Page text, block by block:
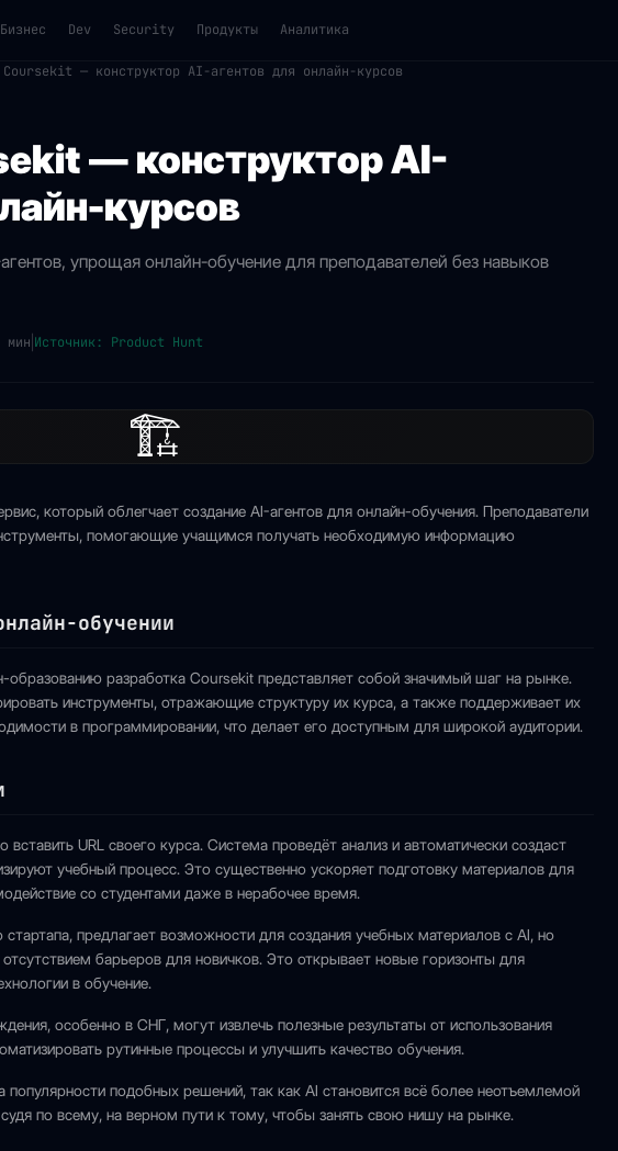
Бизнес Dev Security Продукты Аналитика
Coursekit — конструктор AI-агентов для онлайн-курсов
— конструктор AI-
курсов
упрощая онлайн-обучение для преподавателей без навыков
мин Источник: Product Hunt
🏗
который облегчает создание AI-агентов для онлайн-обучения. Преподаватели
помогающие учащимся получать необходимую информацию
обучении
образованию разработка Coursekit представляет собой значимый шаг на рынке.
инструменты, отражающие структуру их курса, а также поддерживает их
в программировании, что делает его доступным для широкой аудитории.
URL своего курса. Система проведёт анализ и автоматически создаст
учебный процесс. Это существенно ускоряет подготовку материалов для
со студентами даже в нерабочее время.
предлагает возможности для создания учебных материалов с AI, но
барьеров для новичков. Это открывает новые горизонты для
в обучение.
особенно в СНГ, могут извлечь полезные результаты от использования
рутинные процессы и улучшить качество обучения.
подобных решений, так как AI становится всё более неотъемлемой
по всему, на верном пути к тому, чтобы занять свою нишу на рынке.